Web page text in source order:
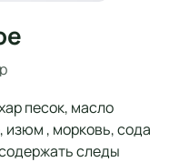
песок, масло
изюм , морковь, сода
следы